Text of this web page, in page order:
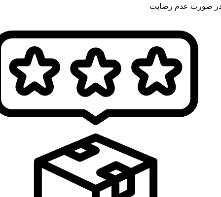
صورت عدم رضایت